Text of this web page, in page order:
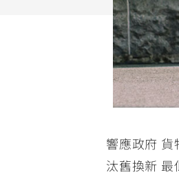
響應政府
汰舊換新